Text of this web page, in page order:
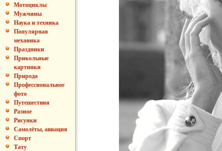
Мотоциклы
Мужчины
Наука и техника
Популярная
механика
Праздники
Прикольные
картинки
Природа
Профессиональное
фото
Путешествия
Разное
Рисунки
Самолёты, авиация
Спорт
Тату